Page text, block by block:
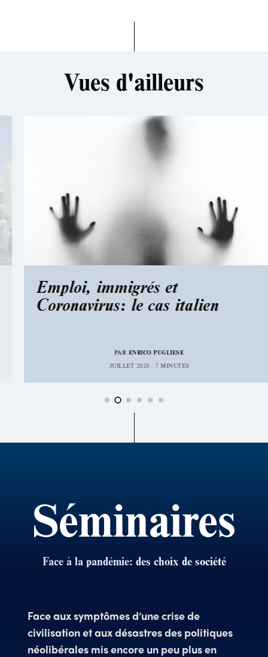
Vues d'ailleurs
Emploi, immigrés et
Coronavirus: le cas italien
ENRICO PUGLIESE
JUILLET 2020
7 MINUTES
Séminaires
Face à la pandémie: des choix de société
Face aux symptômes d’une crise de
civilisation et aux désastres des politiques
néolibérales mis encore un peu plus en